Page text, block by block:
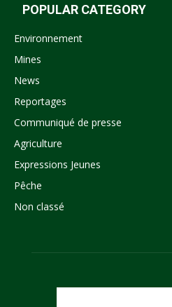
POPULAR CATEGORY
Environnement
Mines
News
Reportages
Communiqué de presse
Agriculture
Expressions Jeunes
Pêche
Non classé